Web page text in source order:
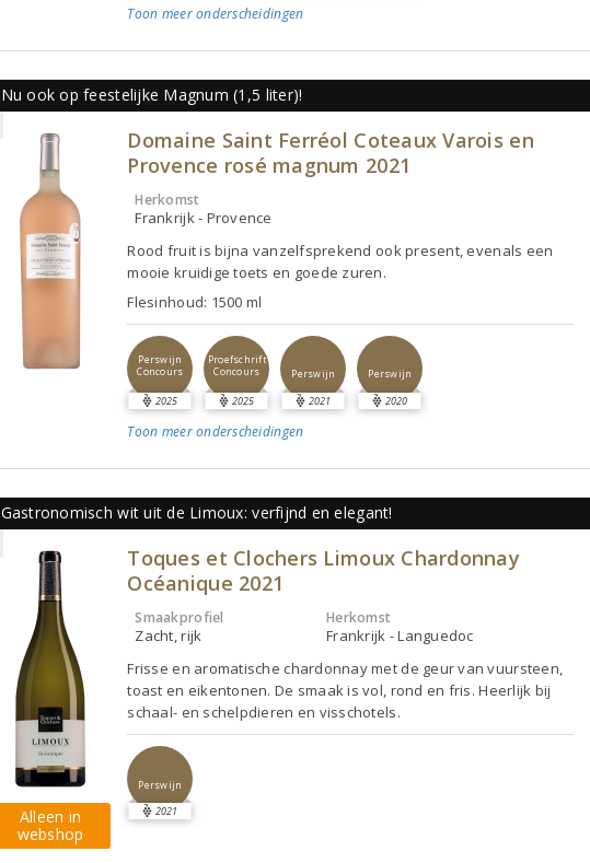
Toon meeronderscheidingen
Nu ook op feestelijke Magnum (1,5 liter)!
Domaine Saint Ferréol Coteaux Varois en
Provence rosé magnum 2021
Herkomst
Frankrijk - Provence
Rood fruit is bijna vanzelfsprekend ook present, evenals een
mooie kruidige toets en goede zuren.
Flesinhoud: 1500 ml
Perswijn
Concours
2025
Proefschrift
Concours
2025
Perswijn
2021
Perswijn
2020
Toon meeronderscheidingen
Gastronomisch wit uit de Limoux: verfijnd en elegant!
Alleen in
webshop
Toques et Clochers Limoux Chardonnay
Océanique 2021
Smaakprofiel
Zacht, rijk
Herkomst
Frankrijk - Languedoc
Frisse en aromatische chardonnay met de geur van vuursteen,
toast en eikentonen. De smaak is vol, rond en fris. Heerlijk bij
schaal- en schelpdieren en visschotels.
Perswijn
2021